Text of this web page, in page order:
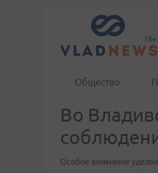
Общество
Во
Особое внимание